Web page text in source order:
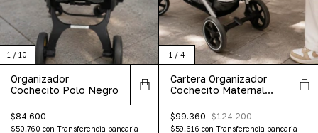
1 / 10
Organizador
Cochecito Polo Negro
$84.600
$50.760 con Transferencia bancaria
1 / 4
Cartera Organizador
Cochecito Maternal
$99.360 $124.200
$59.616 con Transferencia bancaria